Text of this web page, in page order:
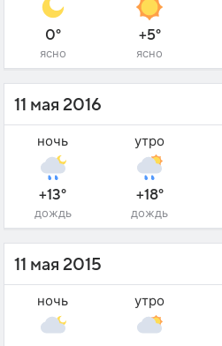
0°
ясно
+5°
ясно
11 мая 2016
ночь
+13°
дождь
утро
+18°
дождь
11 мая 2015
ночь утро